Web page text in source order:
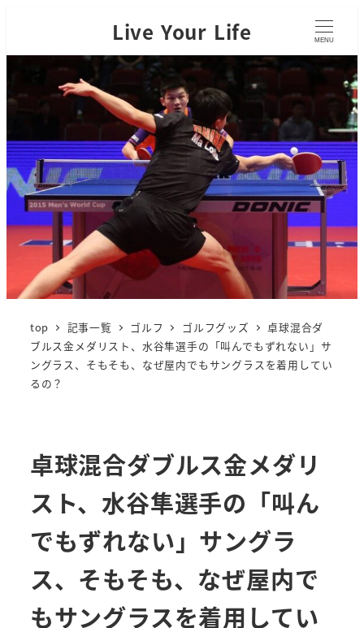
Live Your Life MENU
top 記事一覧 ゴルフ ゴルフグッズ
卓球混合ダ
ブルス金メダリスト、水谷隼選手の「叫んでもずれない」サ
ングラス、そもそも、なぜ屋内でもサングラスを着用してい
るの？
卓球混合ダブルス金メダリ
スト、水谷隼選手の「叫ん
でもずれない」サングラ
ス、そもそも、なぜ屋内で
もサングラスを着用してい